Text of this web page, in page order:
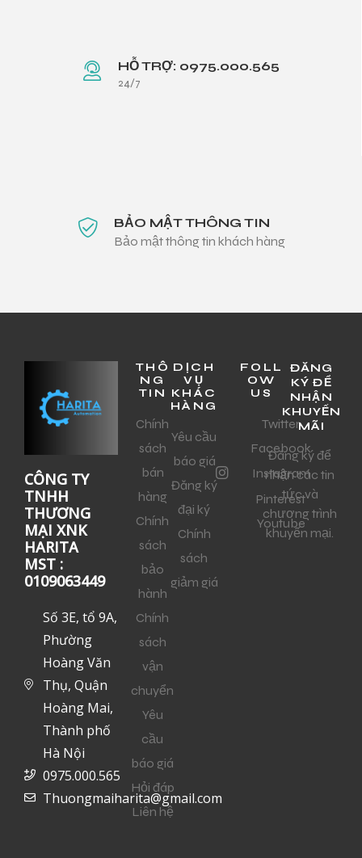
HỖ TRỢ: 0975.000.565
24/7
BẢO MẬT THÔNG TIN
Bảo mật thông tin khách hàng
CÔNG TY
TNHH
THƯƠNG
MẠI XNK
HARITA
MST :
0109063449
Số 3E, tổ 9A,
Phường
Hoàng Văn
Thụ, Quận
Hoàng Mai,
Thành phố
Hà Nội
0975.000.565
Thuongmaiharita@gmail.com
THÔ
NG
TIN
Chính
sách
bán
hàng
Chính
sách
bảo
hành
Chính
sách
vận
chuyển
Yêu
cầu
báo giá
Hỏi đáp
Liên hệ
DỊCH
VỤ
KHÁC
HÀNG
Yêu cầu
báo giá
Đăng ký
đại ký
Chính
sách
giảm giá
FOLL
OW
US
Twitter
Facebook
Instagram
Pinterest
Youtube
ĐĂNG
KÝ ĐỂ
NHẬN
KHUYẾN
MÃI
Đăng ký để
nhận các tin
tức và
chương trình
khuyến mại.